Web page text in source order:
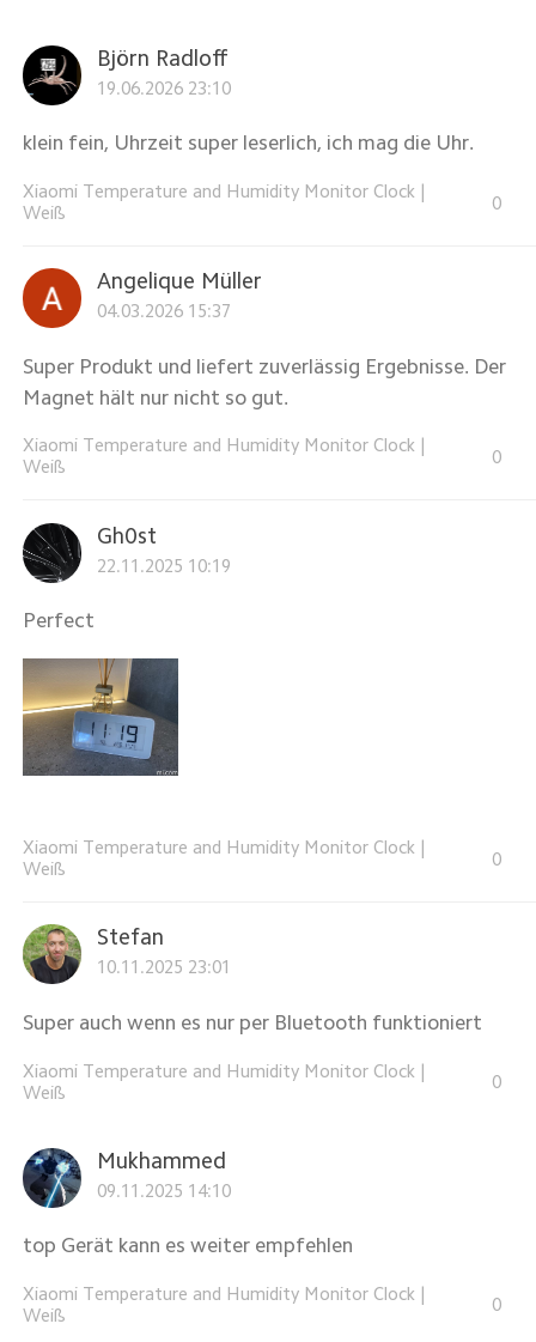
Björn Radloff
19.06.2026 23:10
klein fein, Uhrzeit super leserlich, ich mag die Uhr.
Xiaomi Temperature and Humidity Monitor Clock
Weiß
0
Angelique Müller
04.03.2026 15:37
Super Produkt und liefert zuverlässig Ergebnisse. Der
Magnet hält nur nicht so gut.
Xiaomi Temperature and Humidity Monitor Clock
Weiß
0
Gh0st
22.11.2025 10:19
Perfect
Xiaomi Temperature and Humidity Monitor Clock
Weiß
0
Stefan
10.11.2025 23:01
Super auch wenn es nur per Bluetooth funktioniert
Xiaomi Temperature and Humidity Monitor Clock |
Weiß
0
Mukhammed
09.11.2025 14:10
top Gerät kann es weiter empfehlen
Xiaomi Temperature and Humidity Monitor Clock
Weiß
0